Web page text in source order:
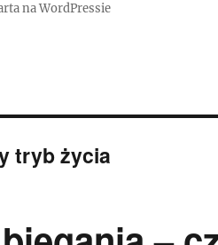
na WordPressie
tryb życia